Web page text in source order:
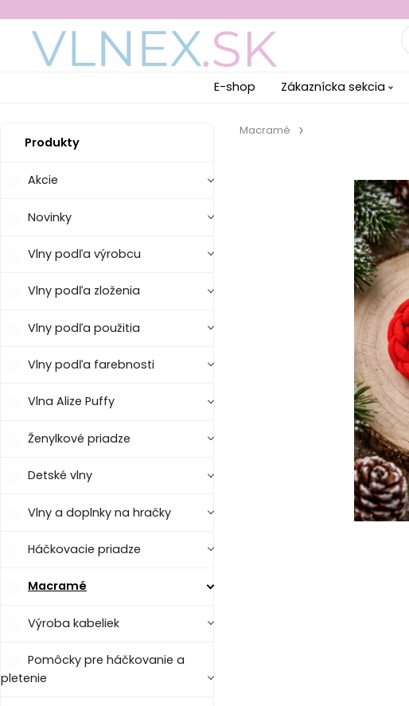
E-shop Zákaznícka sekcia
Produkty
Akcie
Novinky
Vlny podľa výrobcu
Vlny podľa zloženia
Vlny podľa použitia
Vlny podľa farebnosti
Vlna Alize Puffy
Ženylkové priadze
Detské vlny
Vlny a doplnky na hračky
Háčkovacie priadze
Macramé
Výroba kabeliek
Pomôcky pre háčkovanie a
pletenie
Macramé